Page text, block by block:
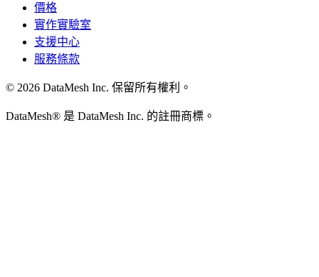
價格
實作實驗室
支援中心
服務條款
© 2026 DataMesh Inc. 保留所有權利。
DataMesh® 是 DataMesh Inc. 的註冊商標。